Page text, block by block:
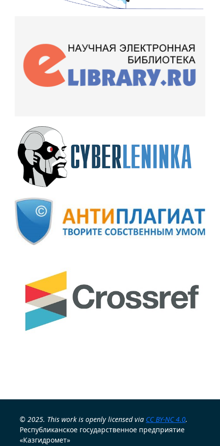
© 2025. This work is openly licensed via CC BY-NC 4.0.
Республиканское государственное предприятие
«Казгидромет»